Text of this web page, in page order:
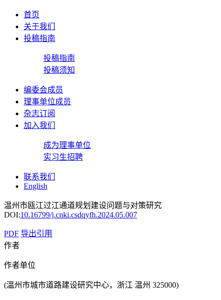
首页
关于我们
投稿指南
投稿指南
投稿须知
编委会成员
理事单位成员
杂志订阅
加入我们
成为理事单位
实习生招聘
联系我们
English
温州市瓯江过江通道规划建设问题与对策研究
DOI:10.16799/j.cnki.csdqyfh.2024.05.007
PDF 导出引用
作者
作者单位
(温州市城市道路建设研究中心，浙江 温州 325000)